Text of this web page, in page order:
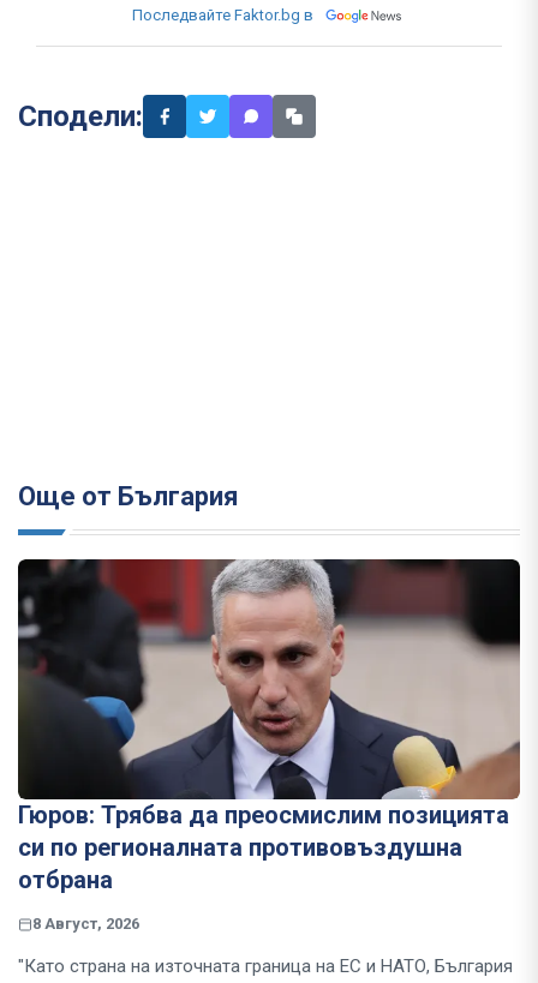
Последвайте Faktor.bg в
Сподели:
Още от България
Гюров: Трябва да преосмислим позицията
си по регионалната противовъздушна
отбрана
8 Август, 2026
"Като страна на източната граница на ЕС и НАТО, България